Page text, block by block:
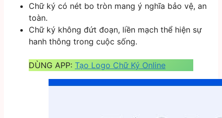
Chữ ký có nét bo tròn mang ý nghĩa bảo vệ, an
toàn.
Chữ ký không đứt đoạn, liền mạch thể hiện sự
hanh thông trong cuộc sống.
DÙNG APP: Tạo Logo Chữ Ký Online